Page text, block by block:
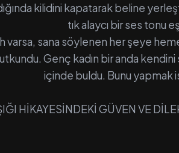
kilidini kapatarak beline
tık alaycı bir ses tonu
varsa, sana söylenen her şeye
Genç kadın bir anda kendini
içinde buldu. Bunu yapmak
HİKAYESİNDEKİ GÜVEN VE